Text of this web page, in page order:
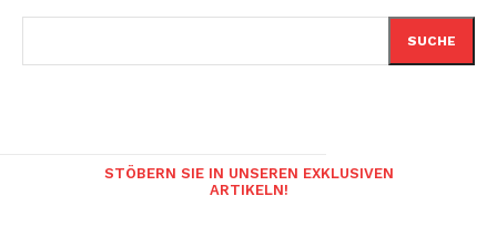
SUCHE
STÖBERN SIE IN UNSEREN EXKLUSIVEN
ARTIKELN!